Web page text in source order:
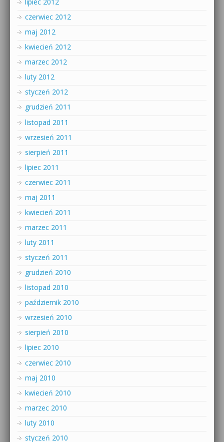
czerwiec 2012
maj 2012
kwiecień 2012
marzec 2012
luty 2012
styczeń 2012
grudzień 2011
listopad 2011
wrzesień 2011
sierpień 2011
lipiec 2011
czerwiec 2011
maj 2011
kwiecień 2011
marzec 2011
luty 2011
styczeń 2011
grudzień 2010
listopad 2010
październik 2010
wrzesień 2010
sierpień 2010
lipiec 2010
czerwiec 2010
maj 2010
kwiecień 2010
marzec 2010
luty 2010
styczeń 2010